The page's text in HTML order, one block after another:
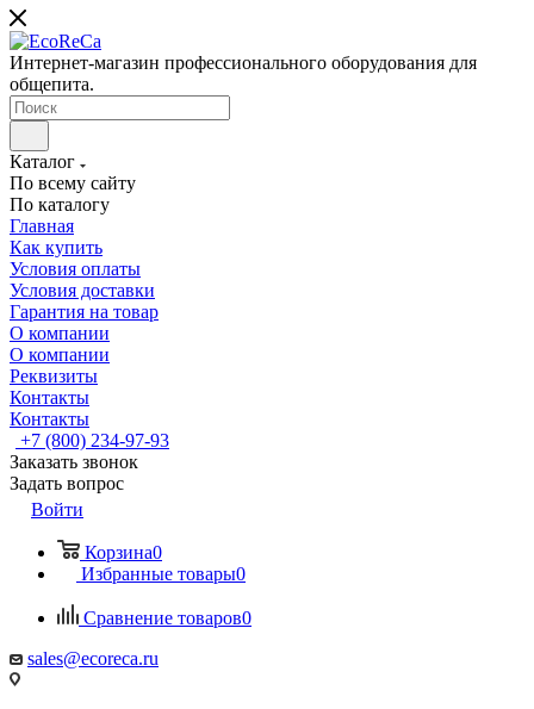
Интернет-магазин профессионального оборудования для
общепита.
Каталог
По всему сайту
По каталогу
Главная
Как купить
Условия оплаты
Условия доставки
Гарантия на товар
О компании
О компании
Реквизиты
Контакты
Контакты
+7 (800) 234-97-93
Заказать звонок
Задать вопрос
Войти
Корзина0
Избранные товары0
Сравнение товаров0
sales@ecoreca.ru